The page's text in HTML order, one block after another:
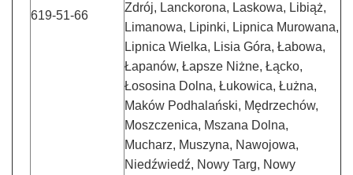
619-51-66
Zdrój, Lanckorona, Laskowa, Libiąż,
Limanowa, Lipinki, Lipnica Murowana,
Lipnica Wielka, Lisia Góra, Łabowa,
Łapanów, Łapsze Niżne, Łącko,
Łososina Dolna, Łukowica, Łużna,
Maków Podhalański, Mędrzechów,
Moszczenica, Mszana Dolna,
Mucharz, Muszyna, Nawojowa,
Niedźwiedź, Nowy Targ, Nowy